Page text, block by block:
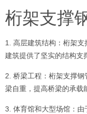
桁架支撑
1. 高层建筑结构：桁架
建筑提供了坚实的结构支
2. 桥梁工程：桁架支撑
梁自重，提高桥梁的承载
3. 体育馆和大型场馆：